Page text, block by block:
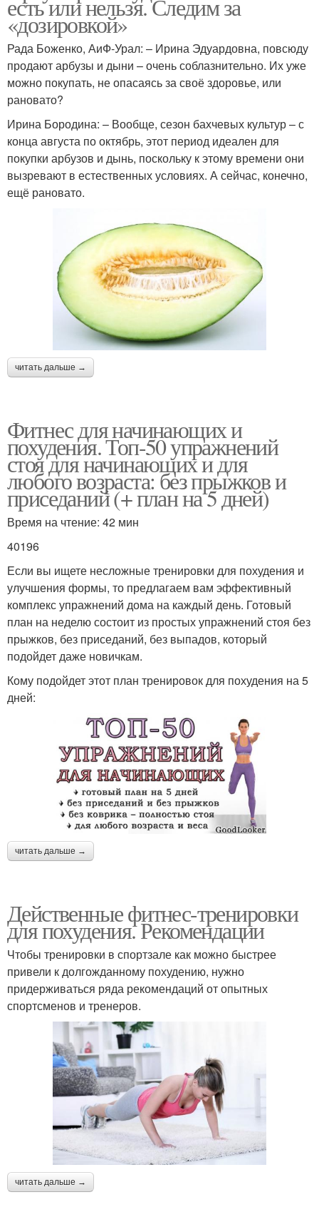
есть или нельзя. Следим за
«дозировкой»
Рада Боженко, АиФ-Урал: – Ирина Эдуардовна, повсюду
продают арбузы и дыни – очень соблазнительно. Их уже
можно покупать, не опасаясь за своё здоровье, или
рановато?
Ирина Бородина: – Вообще, сезон бахчевых культур – с
конца августа по октябрь, этот период идеален для
покупки арбузов и дынь, поскольку к этому времени они
вызревают в естественных условиях. А сейчас, конечно,
ещё рановато.
читать дальше →
Фитнес для начинающих и
похудения. Топ-50 упражнений
стоя для начинающих и для
любого возраста: без прыжков и
приседаний (+ план на 5 дней)
Время на чтение: 42 мин
40196
Если вы ищете несложные тренировки для похудения и
улучшения формы, то предлагаем вам эффективный
комплекс упражнений дома на каждый день. Готовый
план на неделю состоит из простых упражнений стоя без
прыжков, без приседаний, без выпадов, который
подойдет даже новичкам.
Кому подойдет этот план тренировок для похудения на 5
дней:
читать дальше →
Действенные фитнес-тренировки
для похудения. Рекомендации
Чтобы тренировки в спортзале как можно быстрее
привели к долгожданному похудению, нужно
придерживаться ряда рекомендаций от опытных
спортсменов и тренеров.
читать дальше →